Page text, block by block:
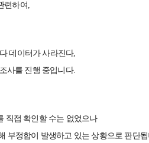
련하여,
데이터가 사라진다,
사를 진행 중입니다.
직접 확인할 수는 없었으나
부정합이 발생하고 있는 상황으로 판단됩